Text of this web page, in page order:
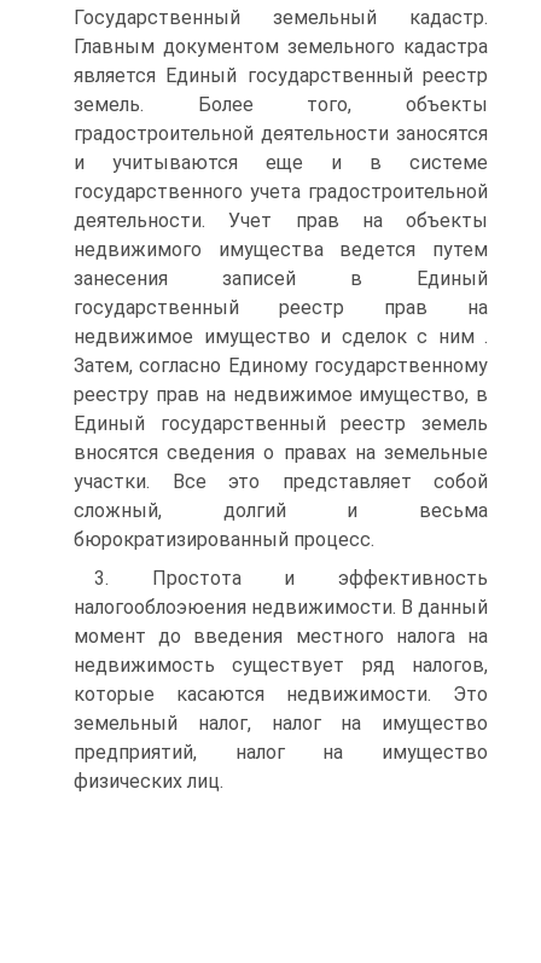
Государственный земельный кадастр.
Главным документом земельного кадастра
является Единый государственный реестр
земель. Более того, объекты
градостроительной деятельности заносятся
и учитываются еще и в системе
государственного учета градостроительной
деятельности. Учет прав на объекты
недвижимого имущества ведется путем
занесения записей в Единый
государственный реестр прав на
недвижимое имущество и сделок с ним .
Затем, согласно Единому государственному
реестру прав на недвижимое имущество, в
Единый государственный реестр земель
вносятся сведения о правах на земельные
участки. Все это представляет собой
сложный, долгий и весьма
бюрократизированный процесс.
3. Простота и эффективность
налогооблоэюения недвижимости. В данный
момент до введения местного налога на
недвижимость существует ряд налогов,
которые касаются недвижимости. Это
земельный налог, налог на имущество
предприятий, налог на имущество
физических лиц.